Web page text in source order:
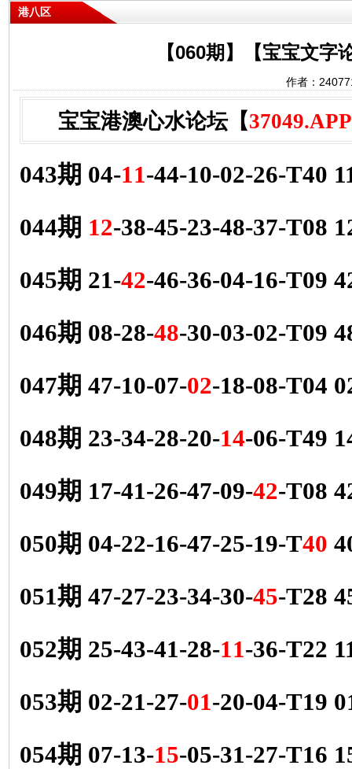
港八区
【060期】【宝宝文
作者：
宝宝港澳心水论坛【37049.APP
043期 04-11-44-10-02-26-T40
044期 12-38-45-23-48-37-T08
045期 21-42-46-36-04-16-T09
046期 08-28-48-30-03-02-T09
047期 47-10-07-02-18-08-T04
048期 23-34-28-20-14-06-T49
049期 17-41-26-47-09-42-T08
050期 04-22-16-47-25-19-T40
051期 47-27-23-34-30-45-T28
052期 25-43-41-28-11-36-T22
053期 02-21-27-01-20-04-T19
054期 07-13-15-05-31-27-T16